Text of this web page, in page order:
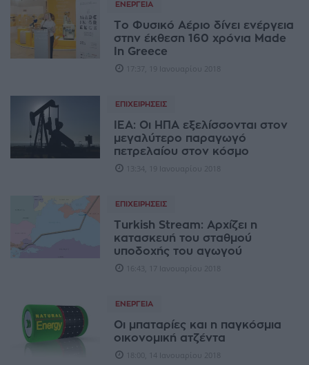
ΕΝΈΡΓΕΙΑ
Το Φυσικό Αέριο δίνει ενέργεια
στην έκθεση 160 χρόνια Made
In Greece
17:37, 19 Ιανουαρίου 2018
ΕΠΙΧΕΙΡΉΣΕΙΣ
IEA: Οι ΗΠΑ εξελίσσονται στον
μεγαλύτερο παραγωγό
πετρελαίου στον κόσμο
13:34, 19 Ιανουαρίου 2018
ΕΠΙΧΕΙΡΉΣΕΙΣ
Turkish Stream: Αρχίζει η
κατασκευή του σταθμού
υποδοχής του αγωγού
16:43, 17 Ιανουαρίου 2018
ΕΝΈΡΓΕΙΑ
Οι μπαταρίες και η παγκόσμια
οικονομική ατζέντα
18:00, 14 Ιανουαρίου 2018